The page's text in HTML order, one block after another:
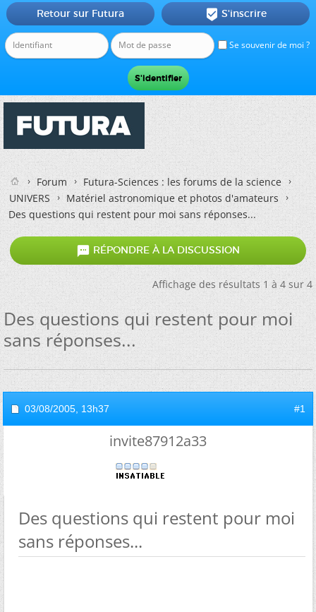
Se souvenir de moi ?
Retour sur Futura  S'inscrire
Forum
Futura-Sciences : les forums de la science
UNIVERS
Matériel astronomique et photos d'amateurs
Des questions qui restent pour moi sans réponses...
 RÉPONDRE À LA DISCUSSION
Affichage des résultats 1 à 4 sur 4
Des questions qui restent pour moi
sans réponses...
03/08/2005, 13h37 #1
invite87912a33
Des questions qui restent pour moi
sans réponses...